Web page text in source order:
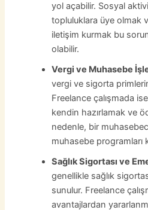
yol açabilir. Sosyal
topluluklara üye olmak
iletişim kurmak bu
olabilir.
Vergi ve Muhasebe
vergi ve sigorta
Freelance çalışmada
kendin hazırlamak ve
nedenle, bir
muhasebe programları
Sağlık Sigortası ve
genellikle sağlık
sunulur. Freelance
avantajlardan